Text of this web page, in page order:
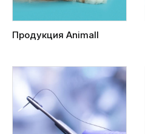
Продукция Animall